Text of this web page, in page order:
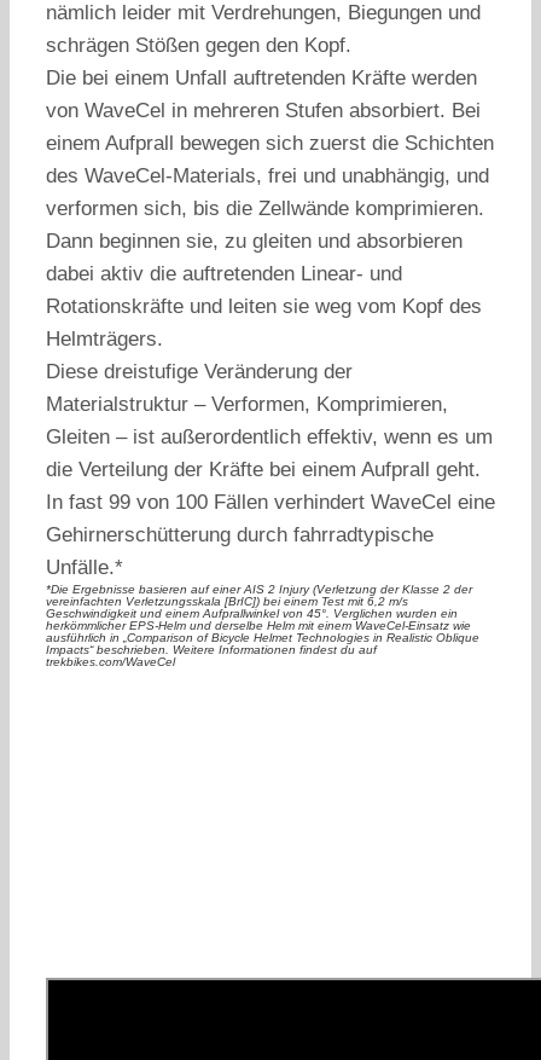
nämlich leider mit Verdrehungen, Biegungen und
schrägen Stößen gegen den Kopf.
Die bei einem Unfall auftretenden Kräfte werden
von WaveCel in mehreren Stufen absorbiert. Bei
einem Aufprall bewegen sich zuerst die Schichten
des WaveCel-Materials, frei und unabhängig, und
verformen sich, bis die Zellwände komprimieren.
Dann beginnen sie, zu gleiten und absorbieren
dabei aktiv die auftretenden Linear- und
Rotationskräfte und leiten sie weg vom Kopf des
Helmträgers.
Diese dreistufige Veränderung der
Materialstruktur – Verformen, Komprimieren,
Gleiten – ist außerordentlich effektiv, wenn es um
die Verteilung der Kräfte bei einem Aufprall geht.
In fast 99 von 100 Fällen verhindert WaveCel eine
Gehirnerschütterung durch fahrradtypische
Unfälle.*
*Die Ergebnisse basieren auf einer AIS 2 Injury (Verletzung der Klasse 2 der
vereinfachten Verletzungsskala [BrIC]) bei einem Test mit 6,2 m/s
Geschwindigkeit und einem Aufprallwinkel von 45°. Verglichen wurden ein
herkömmlicher EPS-Helm und derselbe Helm mit einem WaveCel-Einsatz wie
ausführlich in „Comparison of Bicycle Helmet Technologies in Realistic Oblique
Impacts“ beschrieben. Weitere Informationen findest du auf
trekbikes.com/WaveCel